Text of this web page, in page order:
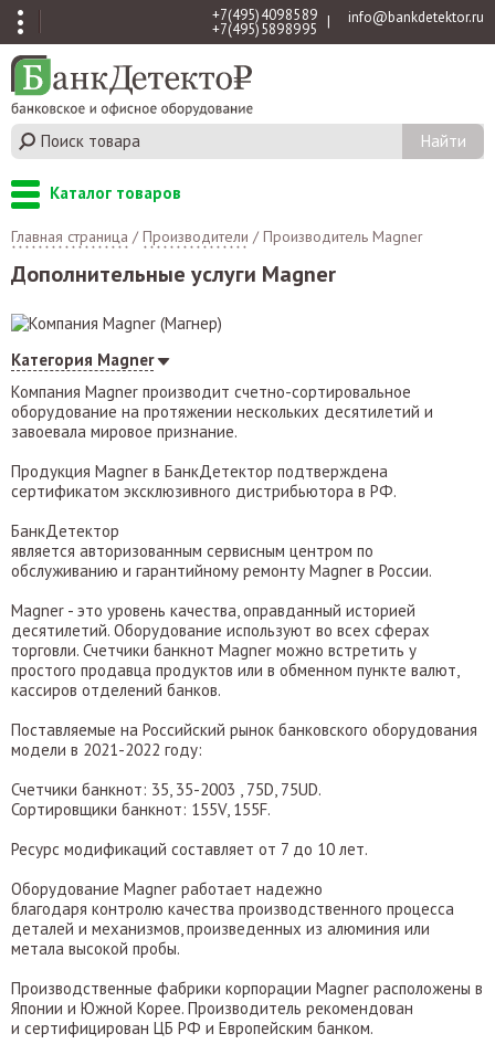
+7 (495) 409 85 89
+7 (495) 589 89 95 | info@bankdetektor.ru
Каталог товаров
Главная страница /Производители /Производитель Magner
Дополнительные услуги Magner
Категория Magner
Компания Magner производит счетно-сортировальное
оборудование на протяжении нескольких десятилетий и
завоевала мировое признание.
Продукция Magner в БанкДетектор подтверждена
сертификатом эксклюзивного дистрибьютора в РФ.
БанкДетектор
является авторизованным сервисным центром по
обслуживанию и гарантийному ремонту Magner в России.
Magner - это уровень качества, оправданный историей
десятилетий. Оборудование используют во всех сферах
торговли. Счетчики банкнот Magner можно встретить у
простого продавца продуктов или в обменном пункте валют,
кассиров отделений банков.
Поставляемые на Российский рынок банковского оборудования
модели в 2021-2022 году:
Счетчики банкнот: 35, 35-2003 , 75D, 75UD.
Сортировщики банкнот: 155V, 155F.
Ресурс модификаций составляет от 7 до 10 лет.
Оборудование Magner работает надежно
благодаря контролю качества производственного процесса
деталей и механизмов, произведенных из алюминия или
метала высокой пробы.
Производственные фабрики корпорации Magner расположены в
Японии и Южной Корее. Производитель рекомендован
и сертифицирован ЦБ РФ и Европейским банком.